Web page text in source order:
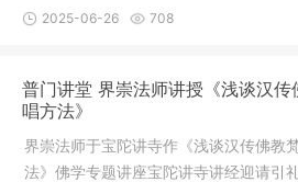
平教授，
2025-06-26 708
普门讲堂 界崇法师讲授《浅谈汉
唱方法》
界崇法师于宝陀讲寺作《浅谈汉传佛教
法》佛学专题讲座宝陀讲寺讲经迎请引